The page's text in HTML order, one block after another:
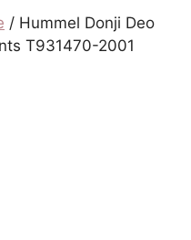
/ Hummel Donji Deo
T931470-2001